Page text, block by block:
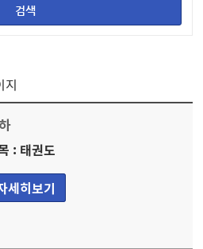
지
종목 : 태권도
세히보기